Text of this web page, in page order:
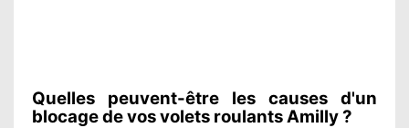
Quelles peuvent-être les causes d'un
blocage de vos volets roulants Amilly ?